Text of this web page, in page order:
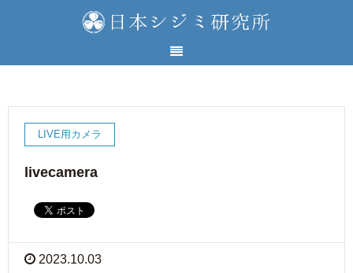
LIVE用カメラ
livecamera
2023.10.03